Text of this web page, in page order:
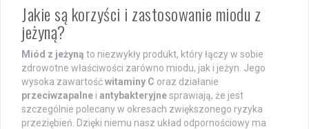
Jakie są korzyści i zastosowanie miodu z
jeżyną?
Miód z jeżyną to niezwykły produkt, który łączy w sobie
zdrowotne właściwości zarówno miodu, jak i jeżyn. Jego
wysoka zawartośćwitaminy C oraz działanie
przeciwzapalne i antybakteryjnesprawiają, że jest
szczególnie polecany w okresach zwiększonego ryzyka
przeziębień. Dzięki niemu nasz układ odpornościowy ma